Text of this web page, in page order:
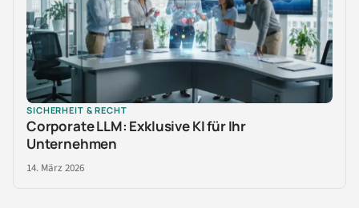
SICHERHEIT & RECHT
Corporate LLM: Exklusive KI für Ihr
Unternehmen
14. März 2026